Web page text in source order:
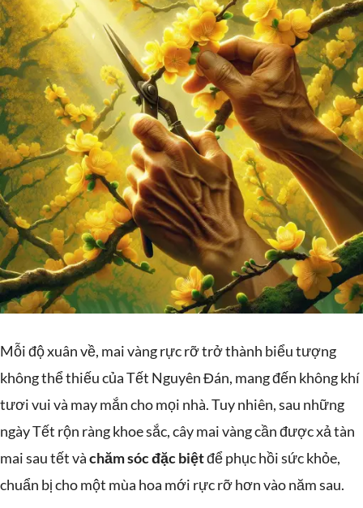
Mỗi độ xuân về, mai vàng rực rỡ trở thành biểu tượng
không thể thiếu của Tết Nguyên Đán, mang đến không khí
tươi vui và may mắn cho mọi nhà. Tuy nhiên, sau những
ngày Tết rộn ràng khoe sắc, cây mai vàng cần được xả tàn
mai sau tết vàchăm sóc đặc biệtđể phục hồi sức khỏe,
chuẩn bị cho một mùa hoa mới rực rỡ hơn vào năm sau.